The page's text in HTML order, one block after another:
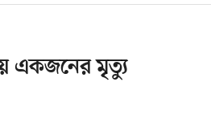
একজনের মৃত্যু